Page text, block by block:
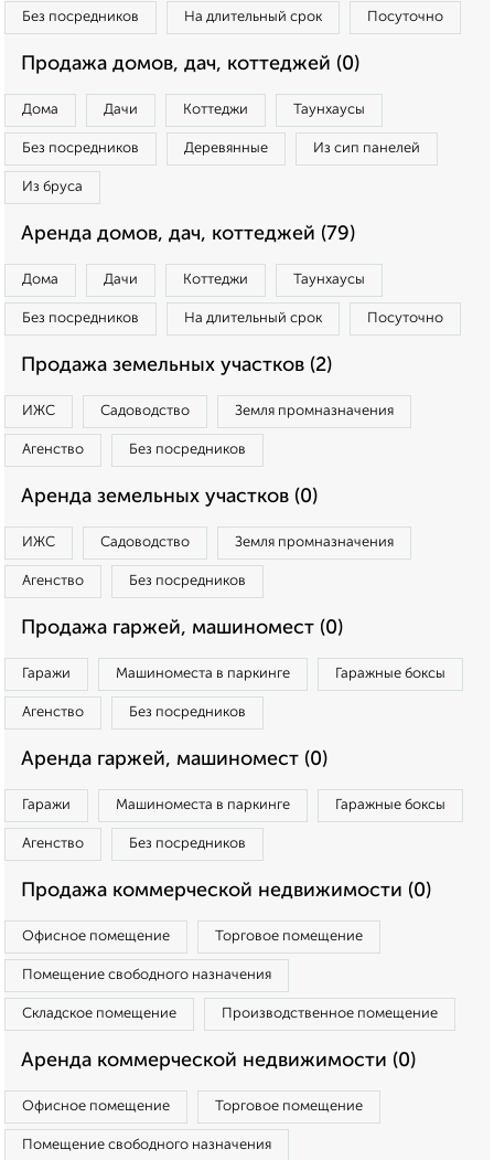
Без посредников На длительный срок Посуточно
Продажа домов, дач, коттеджей (0)
Дома Дачи Коттеджи Таунхаусы
Без посредников Деревянные Из сип панелей
Из бруса
Аренда домов, дач, коттеджей (79)
Дома Дачи Коттеджи Таунхаусы
Без посредников На длительный срок Посуточно
Продажа земельных участков (2)
ИЖС Садоводство Земля промназначения
Агенство Без посредников
Аренда земельных участков (0)
ИЖС Садоводство Земля промназначения
Агенство Без посредников
Продажа гаржей, машиномест (0)
Гаражи Машиноместа в паркинге Гаражные боксы
Агенство Без посредников
Аренда гаржей, машиномест (0)
Гаражи Машиноместа в паркинге Гаражные боксы
Агенство Без посредников
Продажа коммерческой недвижимости (0)
Офисное помещение Торговое помещение
Помещение свободного назначения
Складское помещение Производственное помещение
Аренда коммерческой недвижимости (0)
Офисное помещение Торговое помещение
Помещение свободного назначения